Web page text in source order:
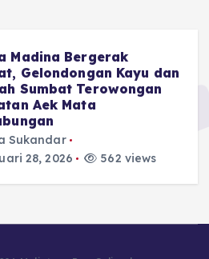
Madina Bergerak
Gelondongan Kayu dan
Sumbat Terowongan
Aek Mata
Sukandar
28, 2026
562 views